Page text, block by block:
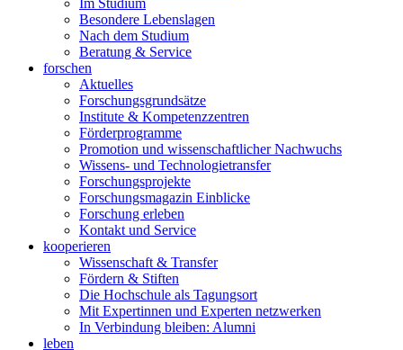
Im Studium
Besondere Lebenslagen
Nach dem Studium
Beratung & Service
forschen
Aktuelles
Forschungsgrundsätze
Institute & Kompetenzzentren
Förderprogramme
Promotion und wissenschaftlicher Nachwuchs
Wissens- und Technologietransfer
Forschungsprojekte
Forschungsmagazin Einblicke
Forschung erleben
Kontakt und Service
kooperieren
Wissenschaft & Transfer
Fördern & Stiften
Die Hochschule als Tagungsort
Mit Expertinnen und Experten netzwerken
In Verbindung bleiben: Alumni
leben